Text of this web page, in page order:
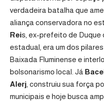
verdadeira batalha que
aliança conservadora no
Reis, ex-prefeito de Duque
estadual, era um dos
Baixada Fluminense e
bolsonarismo local. Já
Alerj , construiu sua força
municipais e hoje busca